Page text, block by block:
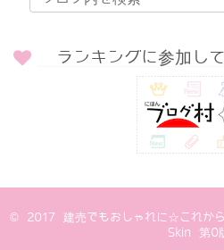
ランキングに参加し
© 2017 建売でもおしゃれに☆これか
Skin 第0